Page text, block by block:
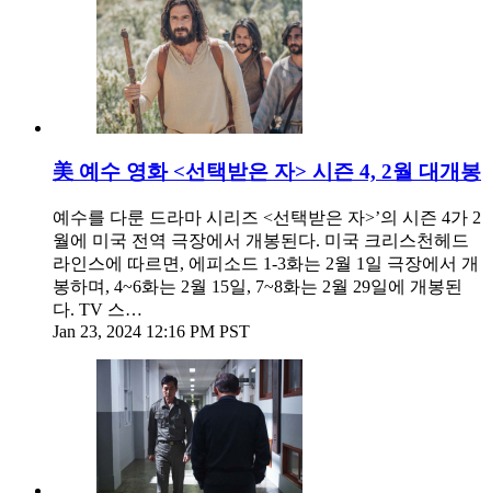
美 예수 영화 <선택받은 자> 시즌 4, 2월 대개봉
예수를 다룬 드라마 시리즈 <선택받은 자>’의 시즌 4가 2
월에 미국 전역 극장에서 개봉된다. 미국 크리스천헤드
라인스에 따르면, 에피소드 1-3화는 2월 1일 극장에서 개
봉하며, 4~6화는 2월 15일, 7~8화는 2월 29일에 개봉된
다. TV 스…
Jan 23, 2024 12:16 PM PST